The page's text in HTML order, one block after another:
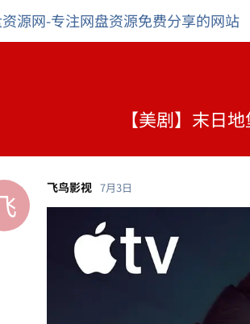
源网-专注网盘资源免费分享的网站
【美剧】末日
飞鸟影视 7月3日